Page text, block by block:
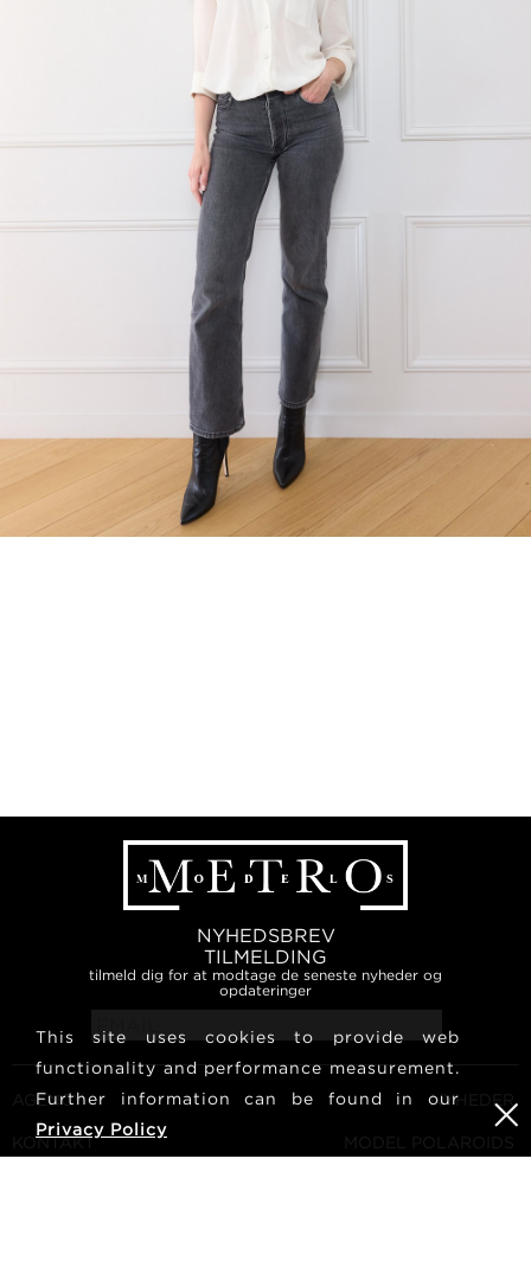
NYHEDSBREV
TILMELDING
tilmeld dig for at modtage de seneste nyheder og
opdateringer
AGENCY
KONTAKT
NYHEDER
MODEL POLAROIDS
This site uses cookies to provide web
functionality and performance measurement.
Further information can be found in our
Privacy Policy